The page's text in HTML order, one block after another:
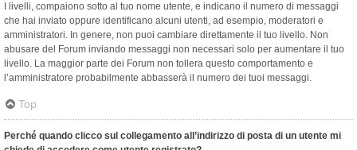
I livelli, compaiono sotto al tuo nome utente, e indicano il numero di messaggi
che hai inviato oppure identificano alcuni utenti, ad esempio, moderatori e
amministratori. In genere, non puoi cambiare direttamente il tuo livello. Non
abusare del Forum inviando messaggi non necessari solo per aumentare il tuo
livello. La maggior parte dei Forum non tollera questo comportamento e
l’amministratore probabilmente abbasserà il numero dei tuoi messaggi.
Top
Perché quando clicco sul collegamento all’indirizzo di posta di un utente mi